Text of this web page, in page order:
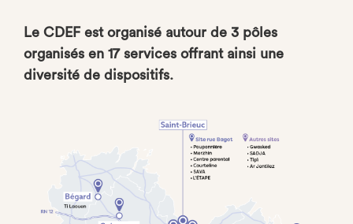
Le CDEF est organisé autour de 3 pôles
organisés en 17 services offrant ainsi une
diversité de dispositifs.